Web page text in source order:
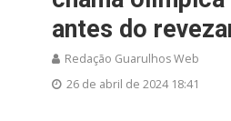
antes do
Redação Guarulhos Web
26 de abril de 2024 18:41